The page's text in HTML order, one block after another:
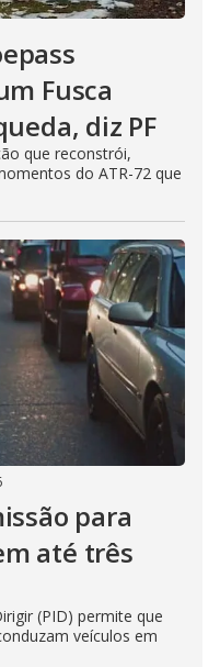
Fusca
diz PF
que reconstrói,
do ATR-72 que
para
até três
(PID) permite que
veículos em